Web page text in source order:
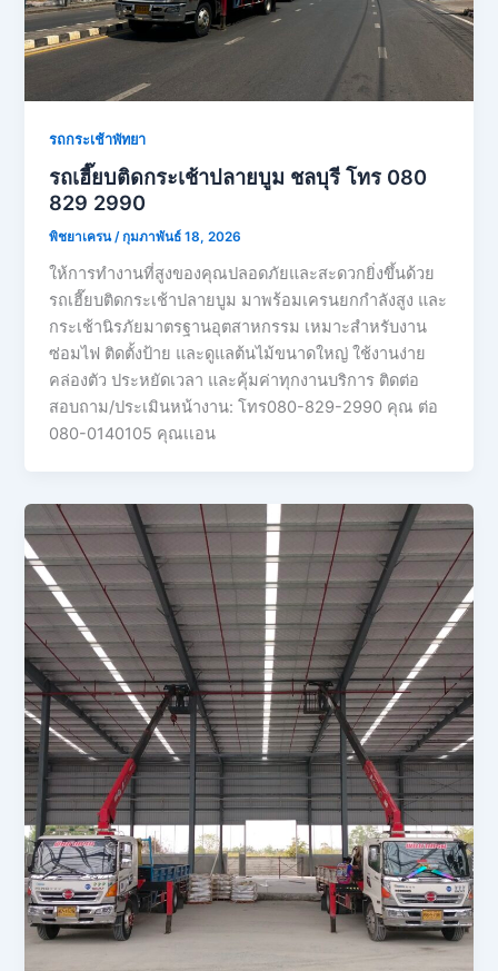
รถกระเช้าพัทยา
รถเฮี๊ยบติดกระเช้าปลายบูม ชลบุรี โทร 080
829 2990
พิชยาเครน/กุมภาพันธ์ 18, 2026
ให้การทำงานที่สูงของคุณปลอดภัยและสะดวกยิ่งขึ้นด้วย
รถเฮี๊ยบติดกระเช้าปลายบูม มาพร้อมเครนยกกำลังสูง และ
กระเช้านิรภัยมาตรฐานอุตสาหกรรม เหมาะสำหรับงาน
ซ่อมไฟ ติดตั้งป้าย และดูแลต้นไม้ขนาดใหญ่ ใช้งานง่าย
คล่องตัว ประหยัดเวลา และคุ้มค่าทุกงานบริการ ติดต่อ
สอบถาม/ประเมินหน้างาน: โทร080-829-2990 คุณ ต่อ
080-0140105 คุณเเอน